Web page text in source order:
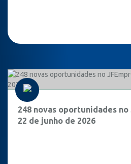
248 novas oportunidades
22 de junho de 2026